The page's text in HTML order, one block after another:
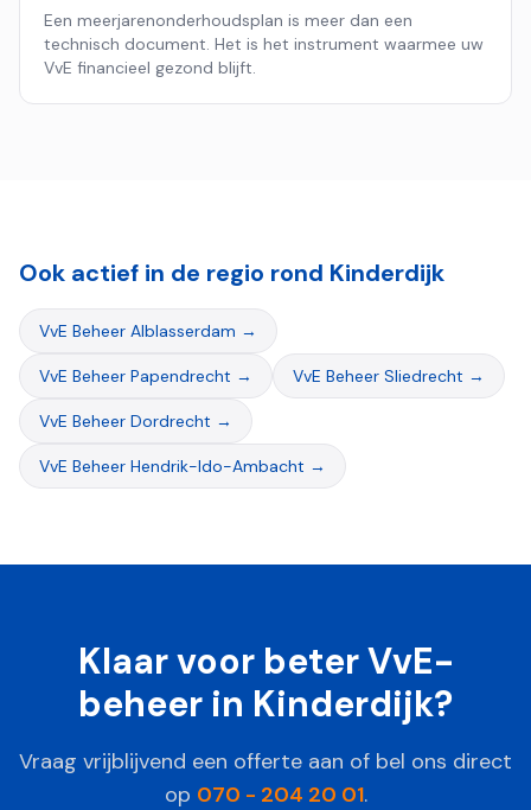
Een meerjarenonderhoudsplan is meer dan een
technisch document. Het is het instrument waarmee uw
VvE financieel gezond blijft.
Ook actief in de regio rond Kinderdijk
VvE Beheer Alblasserdam →
VvE Beheer Papendrecht → VvE Beheer Sliedrecht →
VvE Beheer Dordrecht →
VvE Beheer Hendrik-Ido-Ambacht →
Klaar voor beter VvE-
beheer in Kinderdijk?
Vraag vrijblijvend een offerte aan of bel ons direct
op 070 - 204 20 01.